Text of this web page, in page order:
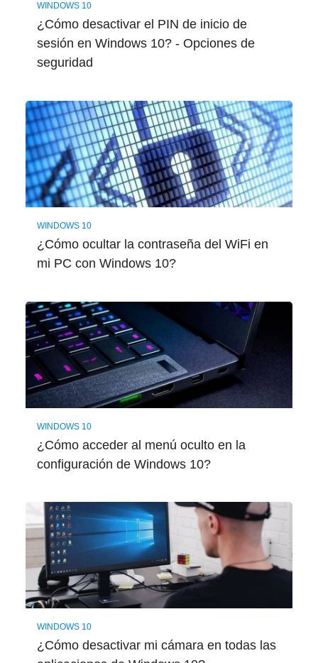
WINDOWS 10
¿Cómo desactivar el PIN de inicio de
sesión en Windows 10? - Opciones de
seguridad
WINDOWS 10
¿Cómo ocultar la contraseña del WiFi en
mi PC con Windows 10?
WINDOWS 10
¿Cómo acceder al menú oculto en la
configuración de Windows 10?
WINDOWS 10
¿Cómo desactivar mi cámara en todas las